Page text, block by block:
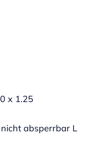
x 1.25
absperrbar L